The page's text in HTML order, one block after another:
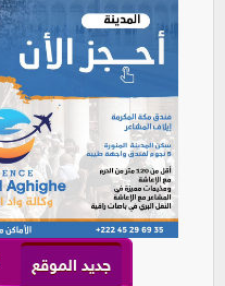
جديد الموقع